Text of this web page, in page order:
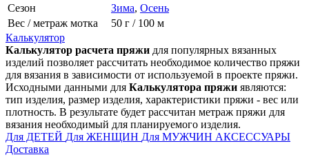
Сезон
Зима, Осень
Вес / метраж мотка
50 г / 100 м
Калькулятор
Калькулятор расчета пряжи для популярных вязанных
изделий позволяет рассчитать необходимое количество пряжи
для вязания в зависимости от используемой в проекте пряжи.
Исходными данными для Калькулятора пряжи являются:
тип изделия, размер изделия, характеристики пряжи - вес или
плотность. В результате будет рассчитан метраж пряжи для
вязания необходимый для планируемого изделия.
Для ДЕТЕЙ Для ЖЕНЩИН Для МУЖЧИН АКСЕССУАРЫ
Доставка